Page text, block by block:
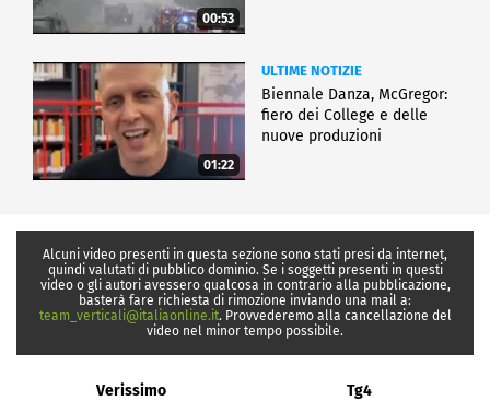
00:53
01:22
ULTIME NOTIZIE
Biennale Danza, McGregor:
fiero dei College e delle
nuove produzioni
Alcuni video presenti in questa sezione sono stati presi da internet,
quindi valutati di pubblico dominio. Se i soggetti presenti in questi
video o gli autori avessero qualcosa in contrario alla pubblicazione,
basterà fare richiesta di rimozione inviando una mail a:
team_verticali@italiaonline.it. Provvederemo alla cancellazione del
video nel minor tempo possibile.
Verissimo Tg4